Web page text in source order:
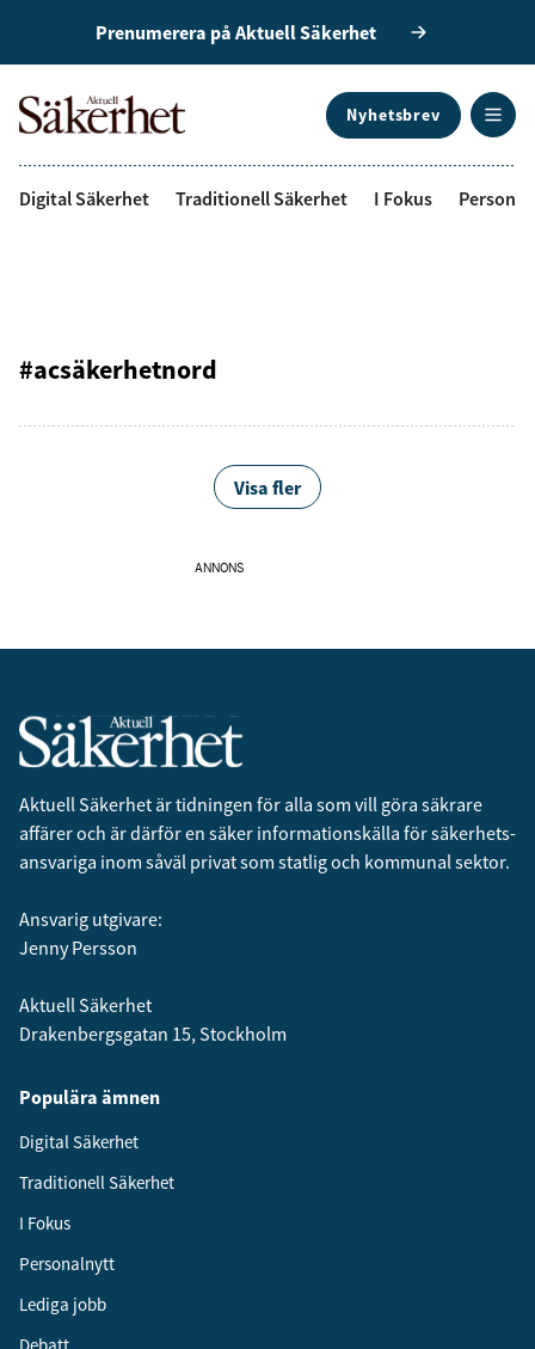
Prenumerera på Aktuell Säkerhet
Nyhetsbrev
Digital Säkerhet Traditionell Säkerhet I Fokus
#acsäkerhetnord
Visa fler
ANNONS
Aktuell Säkerhet är tidningen för alla som vill göra säkrare
affärer och är därför en säker informationskälla för säkerhets­
ansvariga inom såväl privat som statlig och kommunal sektor.
Ansvarig utgivare:
Jenny Persson
Aktuell Säkerhet
Drakenbergsgatan 15, Stockholm
Populära ämnen
Digital Säkerhet
Traditionell Säkerhet
I Fokus
Personalnytt
Lediga jobb
Debatt